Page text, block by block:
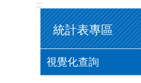
:::
統計表專區
視覺化查詢